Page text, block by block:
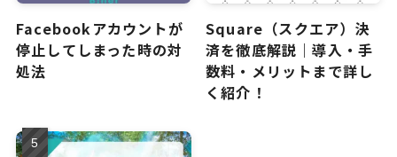
Facebookアカウントが
停止してしまった時の対
処法
Square（スクエア）決
済を徹底解説｜導入・手
数料・メリットまで詳し
く紹介！